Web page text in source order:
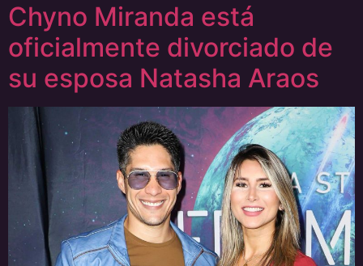
Chyno Miranda está
oficialmente divorciado de
su esposa Natasha Araos